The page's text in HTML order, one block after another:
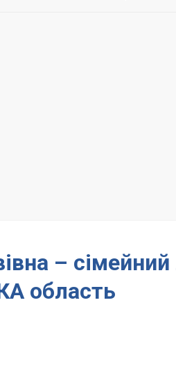
–
область